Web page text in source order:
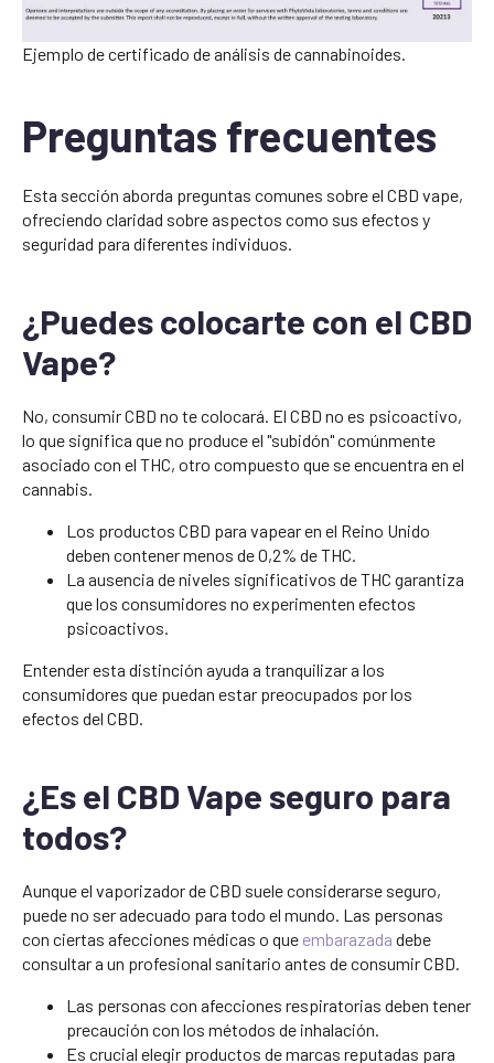
Ejemplo de certificado de análisis de cannabinoides.
Preguntas frecuentes
Esta sección aborda preguntas comunes sobre el CBD vape,
ofreciendo claridad sobre aspectos como sus efectos y
seguridad para diferentes individuos.
¿Puedes colocarte con el CBD
Vape?
No, consumir CBD no te colocará. El CBD no es psicoactivo,
lo que significa que no produce el "subidón" comúnmente
asociado con el THC, otro compuesto que se encuentra en el
cannabis.
Los productos CBD para vapear en el Reino Unido
deben contener menos de 0,2% de THC.
La ausencia de niveles significativos de THC garantiza
que los consumidores no experimenten efectos
psicoactivos.
Entender esta distinción ayuda a tranquilizar a los
consumidores que puedan estar preocupados por los
efectos del CBD.
¿Es el CBD Vape seguro para
todos?
Aunque el vaporizador de CBD suele considerarse seguro,
puede no ser adecuado para todo el mundo. Las personas
con ciertas afecciones médicas o que embarazada debe
consultar a un profesional sanitario antes de consumir CBD.
Las personas con afecciones respiratorias deben tener
precaución con los métodos de inhalación.
Es crucial elegir productos de marcas reputadas para